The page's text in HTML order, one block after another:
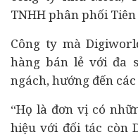
TNHH phân phối Tiên
Công ty mà
hàng bán lẻ với đa
ngách, hướng đến
“Họ là đơn vị có
hiệu với đối tác còn